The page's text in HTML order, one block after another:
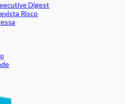
Digest
Risco